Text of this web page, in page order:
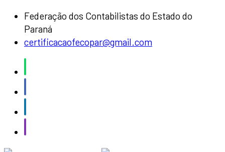
Federação dos Contabilistas do Estado do
Paraná
certificacaofecopar@gmail.com